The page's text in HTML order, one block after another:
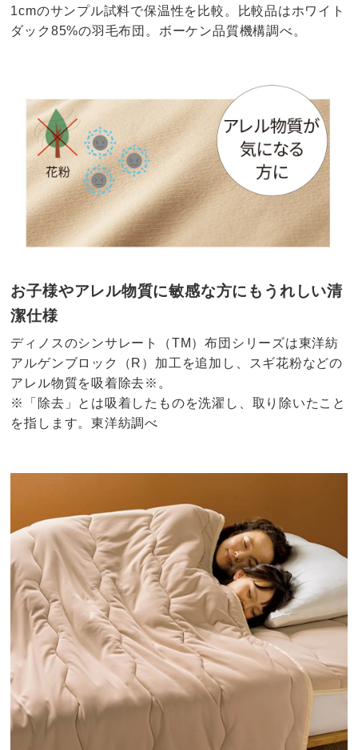
1cmのサンプル試料で保温性を比較。比較品はホワイト
ダック85%の羽毛布団。ボーケン品質機構調べ。
お子様やアレル物質に敏感な方にもうれしい清
潔仕様
ディノスのシンサレート（TM）布団シリーズは東洋紡
アルゲンブロック（R）加工を追加し、スギ花粉などの
アレル物質を吸着除去※。
※「除去」とは吸着したものを洗濯し、取り除いたこと
を指します。東洋紡調べ